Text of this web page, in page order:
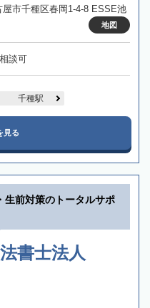
市千種区春岡1-4-8 ESSE池
地図
談可
千種駅
見る
生前対策のトータルサポ
書士法人